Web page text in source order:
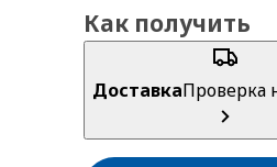
Как получить
ДоставкаПроверка